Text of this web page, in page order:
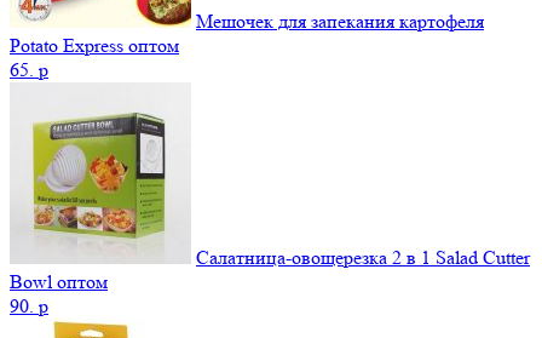
Мешочек для запекания картофеля
Potato Express оптом
65. p
Салатница-овощерезка 2 в 1 Salad Cutter
Bowl оптом
90. p